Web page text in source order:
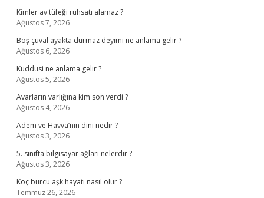
Kimler av tüfeği ruhsatı alamaz ?
Ağustos 7, 2026
Boş çuval ayakta durmaz deyimi ne anlama gelir ?
Ağustos 6, 2026
Kuddusi ne anlama gelir ?
Ağustos 5, 2026
Avarların varlığına kim son verdi ?
Ağustos 4, 2026
Adem ve Havva’nın dini nedir ?
Ağustos 3, 2026
5. sınıfta bilgisayar ağları nelerdir ?
Ağustos 3, 2026
Koç burcu aşk hayatı nasıl olur ?
Temmuz 26, 2026